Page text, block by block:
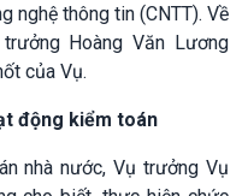
nghệ thông tin (CNTT). Về
Hoàng Văn Lương
của Vụ.
động kiểm toán
nhà nước, Vụ trưởng Vụ